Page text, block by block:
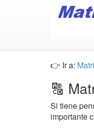
👉 Ir a:
🔠
Si tiene
importante